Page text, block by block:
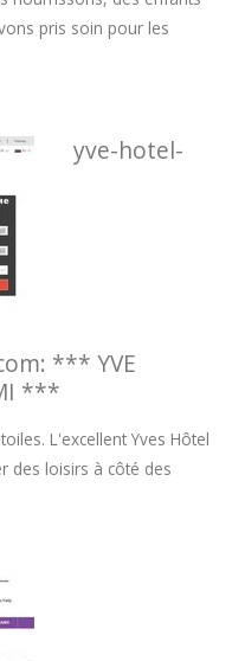
pris soin pour les
yve-hotel-
*** YVE
***
L'excellent Yves Hôtel
des loisirs à côté des